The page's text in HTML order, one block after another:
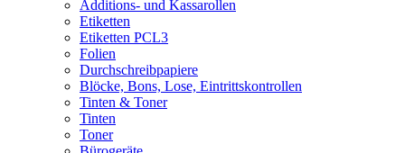
Additions- und Kassarollen
Etiketten
Etiketten PCL3
Folien
Durchschreibpapiere
Blöcke, Bons, Lose, Eintrittskontrollen
Tinten & Toner
Tinten
Toner